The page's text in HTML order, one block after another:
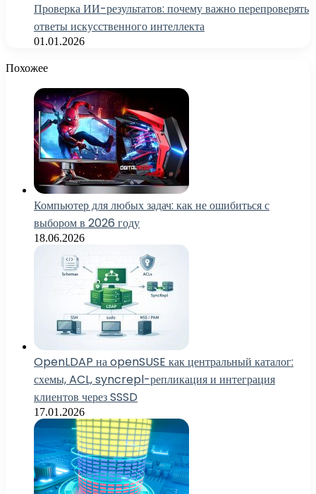
Проверка ИИ-результатов: почему важно перепроверять
ответы искусственного интеллекта
01.01.2026
Похожее
Компьютер для любых задач: как не ошибиться с
выбором в 2026 году
18.06.2026
OpenLDAP на openSUSE как центральный каталог:
схемы, ACL, syncrepl-репликация и интеграция
клиентов через SSSD
17.01.2026